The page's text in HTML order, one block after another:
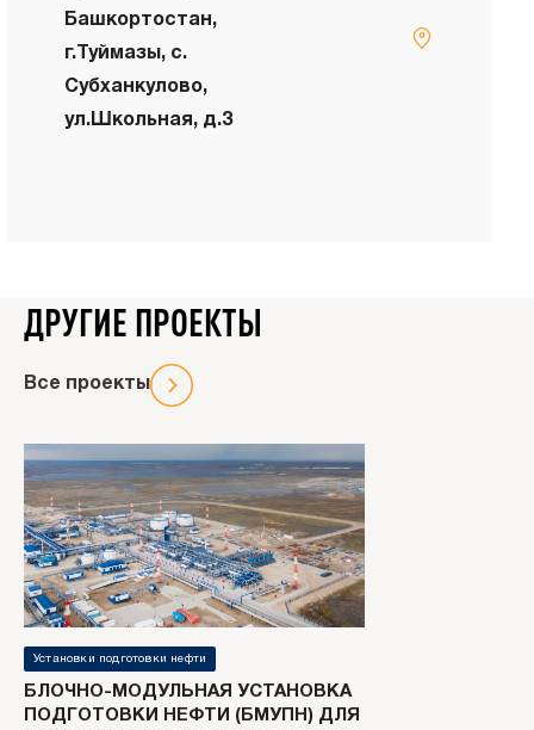
Башкортостан,
г.Туймазы, с.
Субханкулово,
ул.Школьная, д.3
ДРУГИЕ ПРОЕКТЫ
Все проекты
Установки подготовки нефти
БЛОЧНО-МОДУЛЬНАЯ УСТАНОВКА
ПОДГОТОВКИ НЕФТИ (БМУПН) ДЛЯ